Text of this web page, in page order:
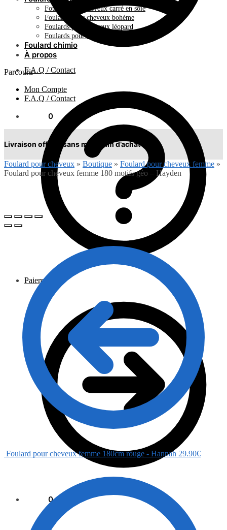
F.A.Q / Contact
Paiement
0
Foulard pour cheveux carré en soie
Foulards pour cheveux bohème
Foulards pour cheveux léopard
Foulards pour cheveux plissés
Foulard chimio
À propos
Parcourir
Mon Compte
F.A.Q / Contact
0
Livraison offerte sans minimum d’achat !
Foulard pour cheveux » Boutique » Foulard pour cheveux femme »
Foulard pour cheveux femme 180 motifs géo – Hayden
Foulard pour cheveux femme 180cm rouge - Hannah 29.90€